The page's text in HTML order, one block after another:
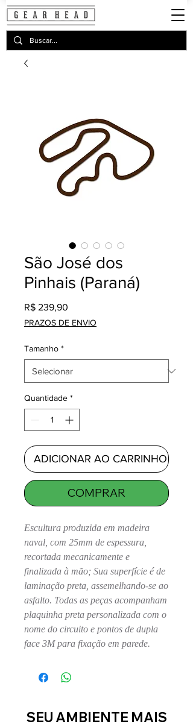
São José dos
Pinhais (Paraná)
R$ 239,90
PRAZOS DE ENVIO
Tamanho *
Quantidade *
ADICIONAR AO CARRINHO
COMPRAR
Escultura produzida em madeira
naval, com 25mm de espessura,
recortada mecanicamente e
finalizada à mão; Sua superfície é de
laminação preta, assemelhando-se ao
asfalto. Todas as peças acompanham
plaquinha preta personalizada com o
nome do circuito e pontos de dupla
face 3M para fixação em parede.
SEU AMBIENTE MAIS